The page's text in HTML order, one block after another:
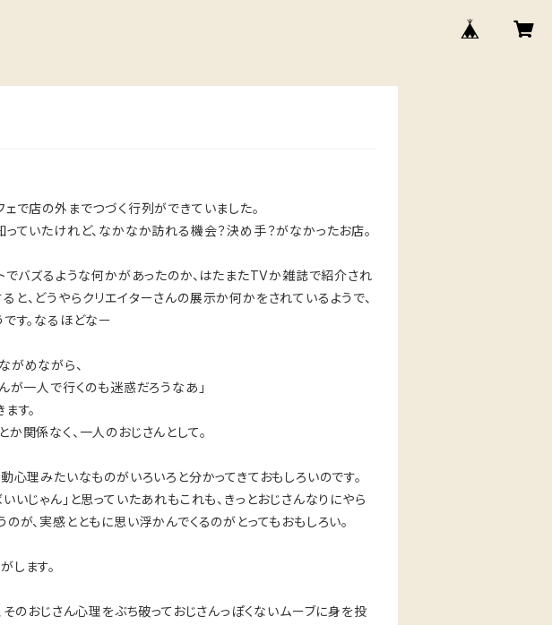
で店の外までつづく行列ができていました。
ていたけれど、なかなか訪れる機会？決め手？がなかったお店。
でバズるような何かがあったのか、はたまたTVか雑誌で紹介され
、どうやらクリエイターさんの展示か何かをされているようで、
す。なるほどなー
がめながら、
が一人で行くのも迷惑だろうなあ」
す。
関係なく、一人のおじさんとして。
心理みたいなものがいろいろと分かってきておもしろいのです。
じゃん」と思っていたあれもこれも、きっとおじさんなりにやら
が、実感とともに思い浮かんでくるのがとってもおもしろい。
します。
そのおじさん心理をぶち破っておじさんっぽくないムーブに身を投